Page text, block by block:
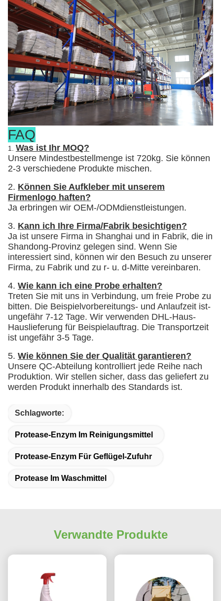
FAQ
1. Was ist Ihr MOQ?
Unsere Mindestbestellmenge ist 720kg. Sie können
2-3 verschiedene Produkte mischen.
2. Können Sie Aufkleber mit unserem
Firmenlogo haften?
Ja erbringen wir OEM-/ODMdienstleistungen.
3. Kann ich Ihre Firma/Fabrik besichtigen?
Ja ist unsere Firma in Shanghai und in Fabrik, die in
Shandong-Provinz gelegen sind. Wenn Sie
interessiert sind, können wir den Besuch zu unserer
Firma, zu Fabrik und zu r- u. d-Mitte vereinbaren.
4. Wie kann ich eine Probe erhalten?
Treten Sie mit uns in Verbindung, um freie Probe zu
bitten. Die Beispielvorbereitungs- und Anlaufzeit ist-
ungefähr 7-12 Tage. Wir verwenden DHL-Haus-
Hauslieferung für Beispielauftrag. Die Transportzeit
ist ungefähr 3-5 Tage.
5. Wie können Sie der Qualität garantieren?
Unsere QC-Abteilung kontrolliert jede Reihe nach
Produktion. Wir stellen sicher, dass das geliefert zu
werden Produkt innerhalb des Standards ist.
Schlagworte:
Protease-Enzym Im Reinigungsmittel
Protease-Enzym Für Geflügel-Zufuhr
Protease Im Waschmittel
Verwandte Produkte